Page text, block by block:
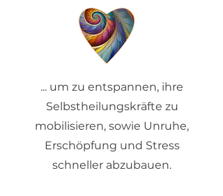
... um zu entspannen, ihre
Selbstheilungskräfte zu
mobilisieren, sowie Unruhe,
Erschöpfung und Stress
schneller abzubauen.